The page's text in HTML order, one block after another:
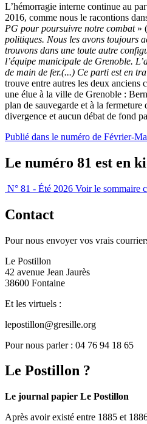
L’hémorragie interne continue au
2016, comme nous le racontions
PG pour poursuivre notre combat»
politiques. Nous les avons toujours
trouvons dans une toute autre
l’équipe municipale de Grenoble.
de main de fer.(...) Ce parti est en
trouve entre autres les deux anciens
une élue à la ville de Grenoble :
plan de sauvegarde et à la
divergence et aucun débat de fond
Publié dans le numéro de Février-
Le numéro 81 est en
N° 81 - Été 2026 Voir le sommaire
Contact
Pour nous envoyer vos vrais
Le Postillon
42 avenue Jean Jaurès
38600 Fontaine
Et les virtuels :
lepostillon@gresille.org
Pour nous parler : 04 76 94 18 65
Le Postillon ?
Le journal papier Le Postillon
Après avoir existé entre 1885 et